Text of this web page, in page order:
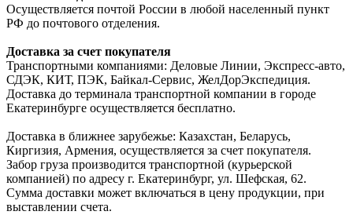
Осуществляется почтой России в любой населенный пункт
РФ до почтового отделения.
Доставка за счет покупателя
Транспортными компаниями: Деловые Линии, Экспресс-авто,
СДЭК, КИТ, ПЭК, Байкал-Сервис, ЖелДорЭкспедиция.
Доставка до терминала транспортной компании в городе
Екатеринбурге осуществляется бесплатно.
Доставка в ближнее зарубежье: Казахстан, Беларусь,
Киргизия, Армения, осуществляется за счет покупателя.
Забор груза производится транспортной (курьерской
компанией) по адресу г. Екатеринбург, ул. Шефская, 62.
Сумма доставки может включаться в цену продукции, при
выставлении счета.